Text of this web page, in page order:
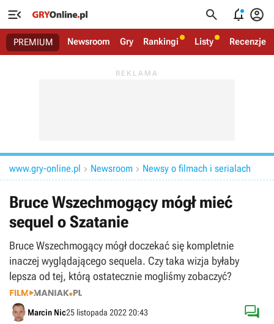
   
PREMIUM Newsroom Gry Rankingi Listy Recenzje
www.gry-online.pl  Newsroom  Newsy o filmach i serialach
Bruce Wszechmogący mógł mieć
sequel o Szatanie
Bruce Wszechmogący mógł doczekać się kompletnie
inaczej wyglądającego sequela. Czy taka wizja byłaby
lepsza od tej, którą ostatecznie mogliśmy zobaczyć?
Marcin Nic25 listopada 2022 20:43 